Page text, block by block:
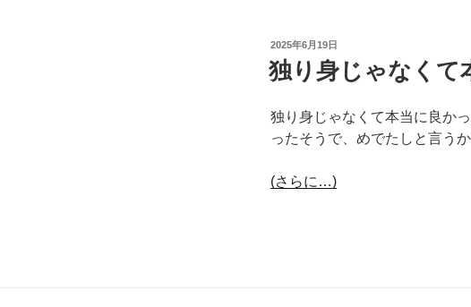
投
稿
日:
2025年6月19日
独り身じゃなくて
独り身じゃなくて本当に良か
ったそうで、めでたしと言う
(さらに…)